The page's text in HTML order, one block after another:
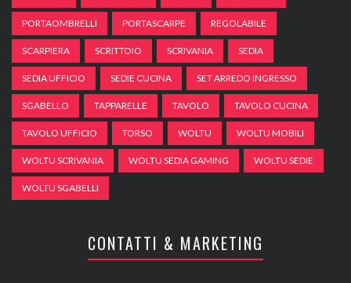
PORTAOMBRELLI PORTASCARPE REGOLABILE
SCARPIERA SCRITTOIO SCRIVANIA SEDIA
SEDIA UFFICIO SEDIE CUCINA SET ARREDO INGRESSO
SGABELLO TAPPARELLE TAVOLO TAVOLO CUCINA
TAVOLO UFFICIO TORSO WOLTU WOLTU MOBILI
WOLTU SCRIVANIA WOLTU SEDIA GAMING WOLTU SEDIE
WOLTU SGABELLI
CONTATTI & MARKETING